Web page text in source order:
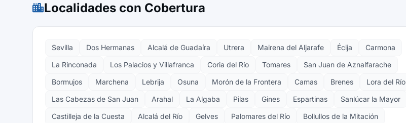
Localidades con Cobertura
Sevilla Dos Hermanas Alcalá de Guadaíra Utrera Mairena del Aljarafe Écija
Carmona
La Rinconada
Los Palacios y Villafranca Coria del Río Tomares
San Juan de Aznalfarache
Bormujos
Marchena Lebrija Osuna Morón de la Frontera Camas Brenes
Lora del Río
Las Cabezas de San Juan
Arahal La Algaba Pilas Gines Espartinas
Sanlúcar la Mayor
Castilleja de la Cuesta
Alcalá del Río Gelves Palomares del Río Bollullos de la Mitación